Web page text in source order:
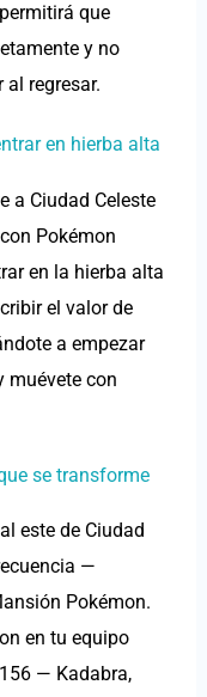
que
y no
regresar.
en hierba alta
a Ciudad Celeste
Pokémon
en la hierba alta
el valor de
a empezar
muévete con
se transforme
este de Ciudad
—
Pokémon.
en tu equipo
— Kadabra,